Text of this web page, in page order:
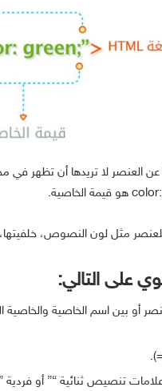
لا تريدها أن تظهر في
على التالي:
أو بين اسم الخاصية والخاصية
تنصيص ثنائية “” أو فردية